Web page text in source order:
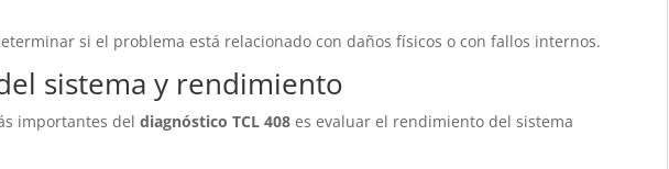
si el problema está relacionado con daños físicos o con fallos internos.
sistema y rendimiento
importantes deldiagnóstico TCL 408 es evaluar el rendimiento del sistema